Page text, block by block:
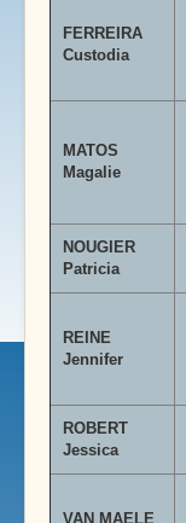
FERREIRA
Custodia
MATOS
Magalie
NOUGIER
Patricia
REINE
Jennifer
ROBERT
Jessica
VAN MAELE